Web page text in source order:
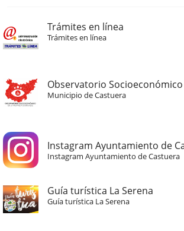
Trámites en línea
Trámites en línea
Observatorio Socioeconómico
Municipio de Castuera
Instagram Ayuntamiento de
Instagram Ayuntamiento de Castuera
Guía turística La Serena
Guía turística La Serena